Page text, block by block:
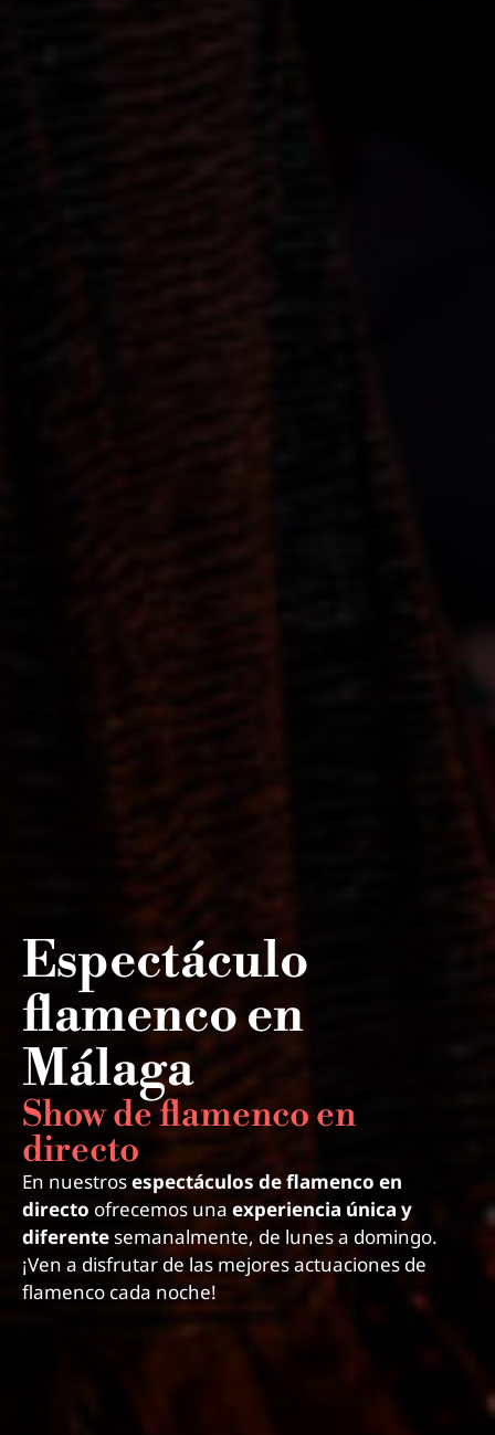
Espectáculo
flamenco en
Málaga
Show de flamenco en
directo
En nuestrosespectáculos de flamenco en
directo ofrecemos una experiencia única y
diferente semanalmente, de lunes a domingo.
¡Ven a disfrutar de las mejores actuaciones de
flamenco cada noche!